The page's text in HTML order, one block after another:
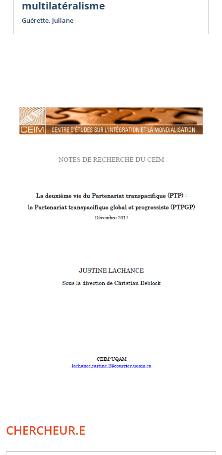
multilatéralisme
Guérette, Juliane
CHERCHEUR.E